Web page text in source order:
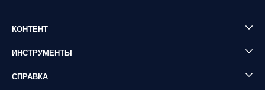
КОНТЕНТ
ИНСТРУМЕНТЫ
СПРАВКА